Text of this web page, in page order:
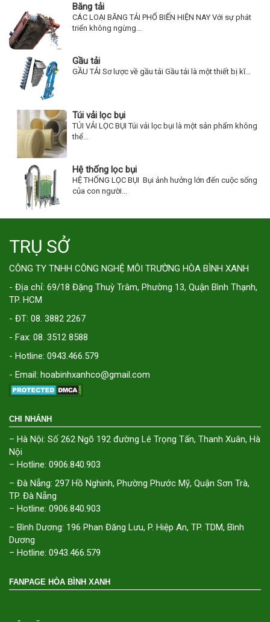
Băng tải
CÁC LOẠI BĂNG TẢI PHỔ BIẾN HIỆN NAY Với sự phát
triển không ngừng...
Gầu tải
GẦU TẢI Sơ lược về gầu tải Gầu tải là một thiết bị kĩ...
Túi vải lọc bụi
TÚI VẢI LỌC BỤI Túi vải lọc bụi là một sản phẩm không
thể...
Hệ thống lọc bụi
HỆ THỐNG LỌC BỤI Bụi ảnh hưởng lớn đến cuộc sống
của con người...
TRỤ SỞ
CÔNG TY TNHH CÔNG NGHỆ MÔI TRƯỜNG HÒA BÌNH XANH
- Địa chỉ: 69/18 Đặng Thuỳ Trâm, Phường 13, Quận Bình Thạnh,
TP. HCM
- ĐT: 08. 3882 2267
- Fax: 08. 3512 8588
- Hotline: 0943.466.579
- Email: hoabinhxanhco@gmail.com
CHI NHÁNH
– Hà Nội: Số 262 Ngõ 192 đường Lê Trọng Tấn, Thanh Xuân, Hà
Nội
– Hotline: 0906.840.903
– Đà Nẵng: 297 Hồ Nghinh, Phường Phước Mỹ, Quận Sơn Trà,
TP. Đà Nẵng
– Hotline: 0906.840.903
– Bình Dương: 196 Phan Đăng Lưu, P. Hiệp An, TP. TDM, Bình
Dương
– Hotline: 0943.466.579
FANPAGE HÒA BÌNH XANH